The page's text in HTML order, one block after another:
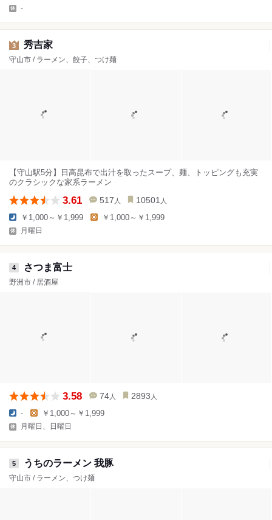
-
3 秀吉家
守山市 / ラーメン、餃子、つけ麺
【守山駅5分】日高昆布で出汁を取ったスープ、麺、トッピングも充実
のクラシックな家系ラーメン
3.61 517 人 10501 人
￥1,000～￥1,999 ￥1,000～￥1,999
月曜日
4 さつま富士
野洲市 / 居酒屋
3.58 74 人 2893 人
- ￥1,000～￥1,999
月曜日、日曜日
5 うちのラーメン 我豚
守山市 / ラーメン、つけ麺